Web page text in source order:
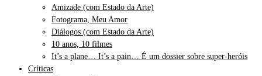
Amizade (com Estado da Arte)
Fotograma, Meu Amor
Diálogos (com Estado da Arte)
10 anos, 10 filmes
It’s a plane… It’s a pain… É um dossier sobre super-heróis
Críticas